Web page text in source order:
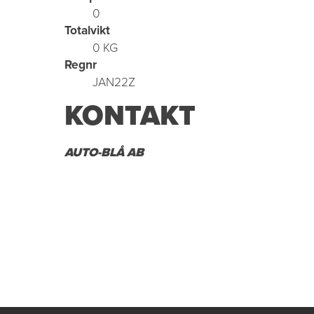
0
Totalvikt
0 KG
Regnr
JAN22Z
KONTAKT
AUTO-BLÅ AB